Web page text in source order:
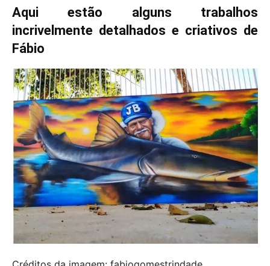
Aqui estão alguns trabalhos
incrivelmente detalhados e criativos de
Fábio